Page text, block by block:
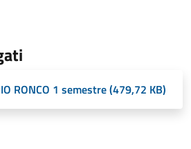
RONCO 1 semestre (479,72 KB)